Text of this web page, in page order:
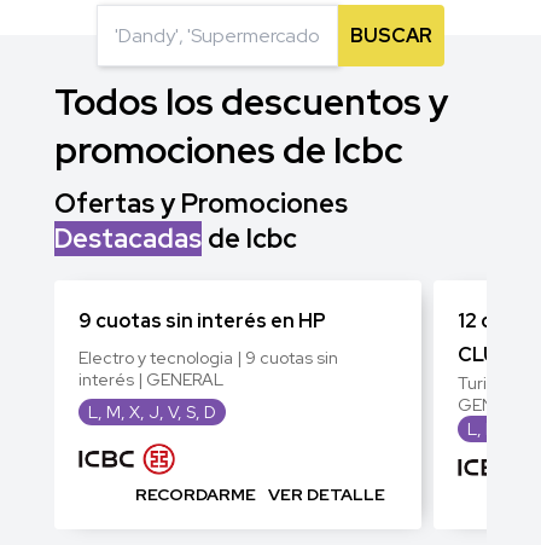
BUSCAR
Todos los descuentos y
promociones de Icbc
Ofertas y Promociones
Destacadasde Icbc
9 cuotas sin interés en HP
Electro y tecnologia | 9 cuotas sin
interés | GENERAL
L, M, X, J, V, S, D
RECORDARME VER DETALLE
12
CLUB
Turismo y
GENERAL
L, M, X,